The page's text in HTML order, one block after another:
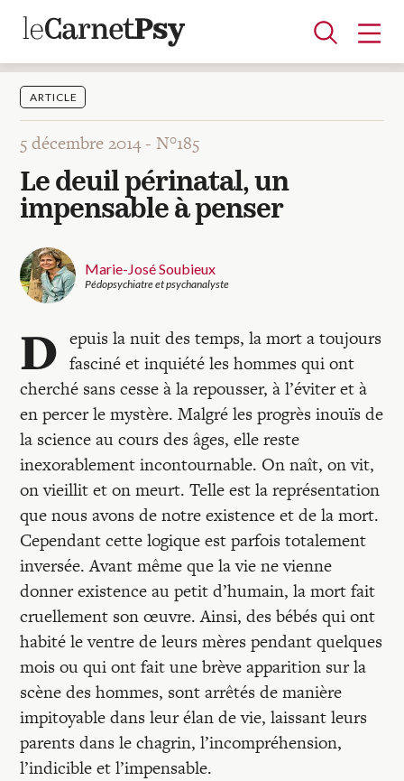
Articles
A la une
Adolescence
Dispositif
Enfance
Périnatalité
Psychanalyse
Psychopathologie
Soin
Dossiers
Auteurs
Blocs-notes
Recherches
Entretiens
Revues
Colloque
Mon panier
Mon compte
ARTICLE
5 décembre 2014 -N°185
Le deuil périnatal, un
impensable à penser
Marie-José Soubieux
Pédopsychiatre et psychanalyste
D epuis la nuit des temps, la mort a toujours
fasciné et inquiété les hommes qui ont
cherché sans cesse à la repousser, à l’éviter et à
en percer le mystère. Malgré les progrès inouïs de
la science au cours des âges, elle reste
inexorablement incontournable. On naît, on vit,
on vieillit et on meurt. Telle est la représentation
que nous avons de notre existence et de la mort.
Cependant cette logique est parfois totalement
inversée. Avant même que la vie ne vienne
donner existence au petit d’humain, la mort fait
cruellement son œuvre. Ainsi, des bébés qui ont
habité le ventre de leurs mères pendant quelques
mois ou qui ont fait une brève apparition sur la
scène des hommes, sont arrêtés de manière
impitoyable dans leur élan de vie, laissant leurs
parents dans le chagrin, l’incompréhension,
l’indicible et l’impensable.